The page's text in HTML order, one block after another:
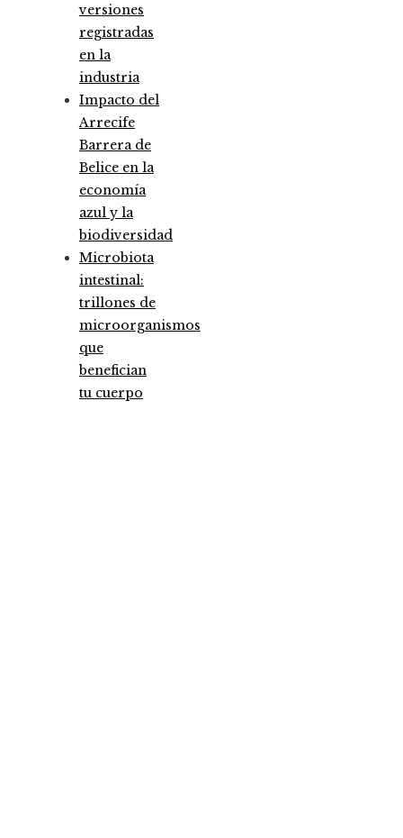
versiones
registradas
en la
industria
Impacto del
Arrecife
Barrera de
Belice en la
economía
azul y la
biodiversidad
Microbiota
intestinal:
trillones de
microorganismos
que
benefician
tu cuerpo